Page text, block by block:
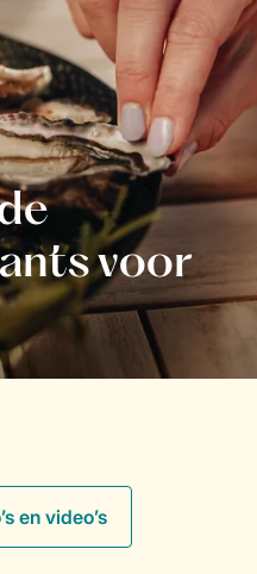
voor
en video’s